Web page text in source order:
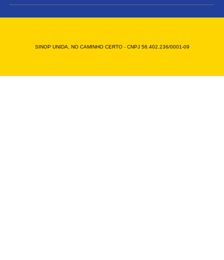
SINOP UNIDA, NO CAMINHO CERTO - CNPJ 56.402.236/0001-09